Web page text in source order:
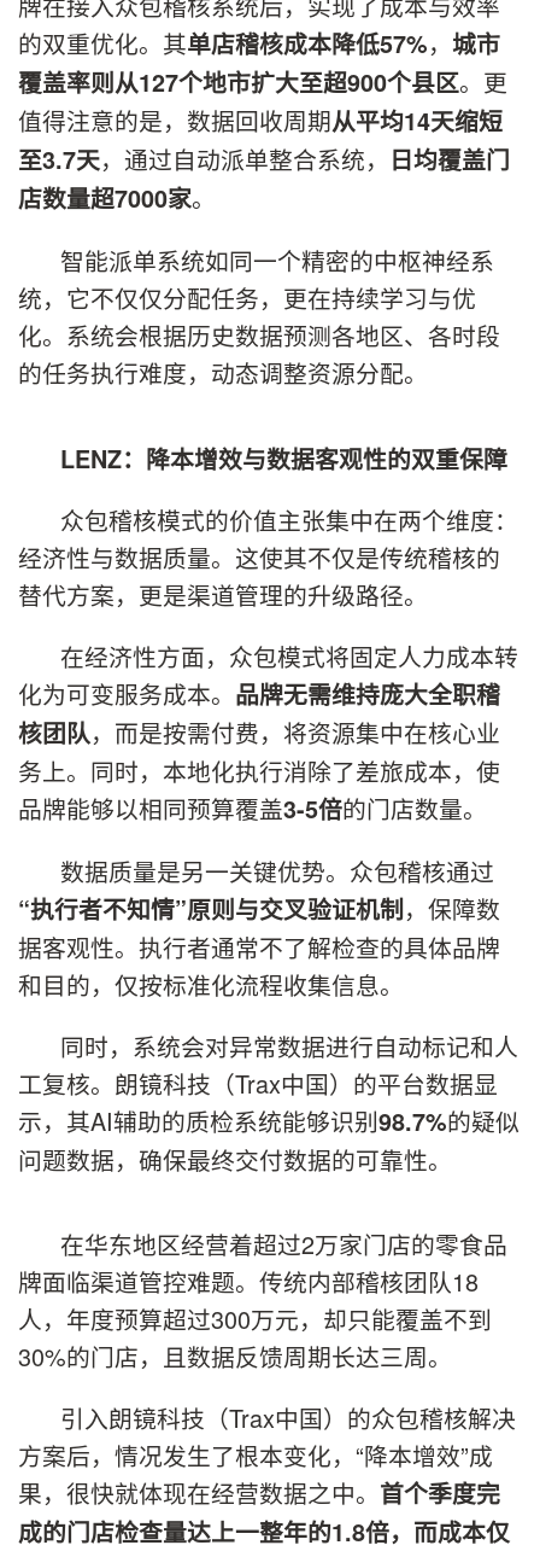
的双重优化。其单店稽核成本降低57%， 城市
覆盖率则从127个地市扩大至超900个县区。更
值得注意的是，数据回收周期从平均14天缩短
至3.7天，通过自动派单整合系统， 日均覆盖门
店数量超7000家。
智能派单系统如同一个精密的中枢神经系
统，它不仅仅分配任务，更在持续学习与优
化。系统会根据历史数据预测各地区、各时段
的任务执行难度，动态调整资源分配。
LENZ： 降本增效与数据客观性的双重保障
众包稽核模式的价值主张集中在两个维度：
经济性与数据质量。这使其不仅是传统稽核的
替代方案，更是渠道管理的升级路径。
在经济性方面，众包模式将固定人力成本转
化为可变服务成本。 品牌无需维持庞大全职稽
核团队，而是按需付费，将资源集中在核心业
务上。同时，本地化执行消除了差旅成本，使
品牌能够以相同预算覆盖3-5倍的门店数量。
数据质量是另一关键优势。众包稽核通过
“执行者不知情”原则与交叉验证机制，保障数
据客观性。执行者通常不了解检查的具体品牌
和目的，仅按标准化流程收集信息。
同时，系统会对异常数据进行自动标记和人
工复核。朗镜科技（Trax中国）的平台数据显
示，其AI辅助的质检系统能够识别98.7%的疑似
问题数据，确保最终交付数据的可靠性。
在华东地区经营着超过2万家门店的零食品
牌面临渠道管控难题。传统内部稽核团队18
人，年度预算超过300万元，却只能覆盖不到
30%的门店，且数据反馈周期长达三周。
引入朗镜科技（Trax中国）的众包稽核解决
方案后，情况发生了根本变化，“降本增效”成
果，很快就体现在经营数据之中。 首个季度完
成的门店检查量达上一整年的1.8倍，而成本仅